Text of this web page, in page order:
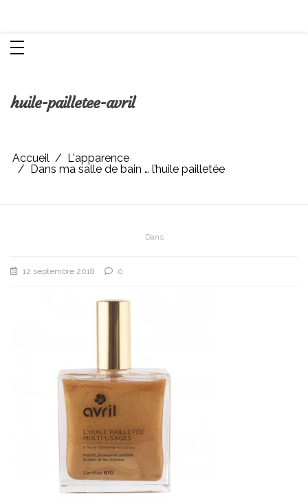
huile-pailletee-avril
Accueil
L'apparence
Dans ma salle de bain … l’huile pailletée
Dans
12 septembre 2018 0